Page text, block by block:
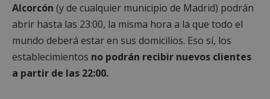
Alcorcón (y de cualquier municipio de Madrid) podrán
abrir hasta las 23:00, la misma hora a la que todo el
mundo deberá estar en sus domicilios. Eso sí, los
establecimientos no podrán recibir nuevos clientes
a partir de las 22:00.